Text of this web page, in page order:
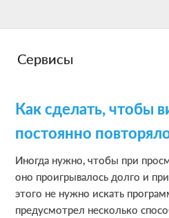
content
sidebar
Сервисы
Как сделать, чтобы
постоянно
Иногда нужно, чтобы при
оно проигрывалось долго и
этого не нужно искать
предусмотрел несколько